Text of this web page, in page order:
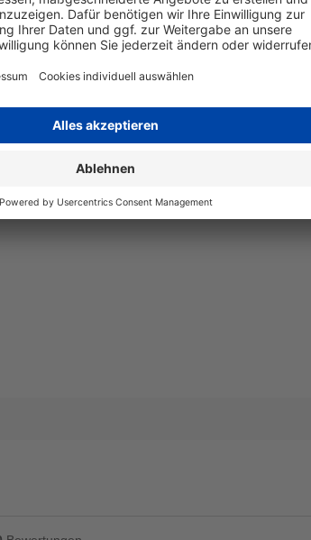
Angaben zum Hersteller
HP Deutschland GmbH,